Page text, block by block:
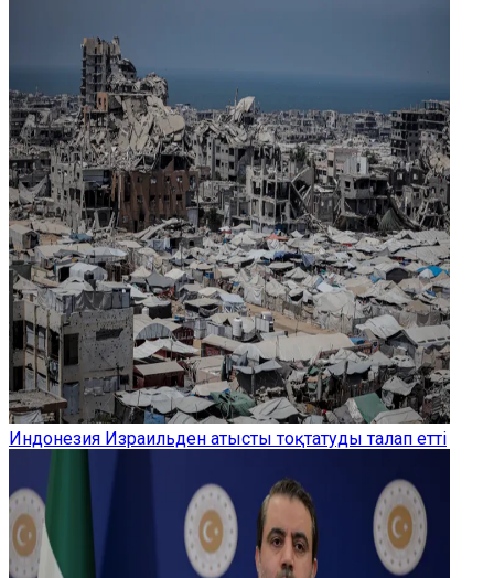
Индонезия Израильден атысты тоқтатуды талап етті